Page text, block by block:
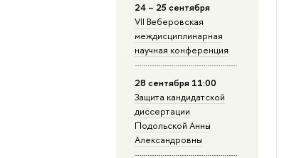
24 – 25 сентября
VII Веберовская
междисциплинарная
научная конференция
28 сентября 11:00
Защита кандидатской
диссертации
Подольской Анны
Александровны